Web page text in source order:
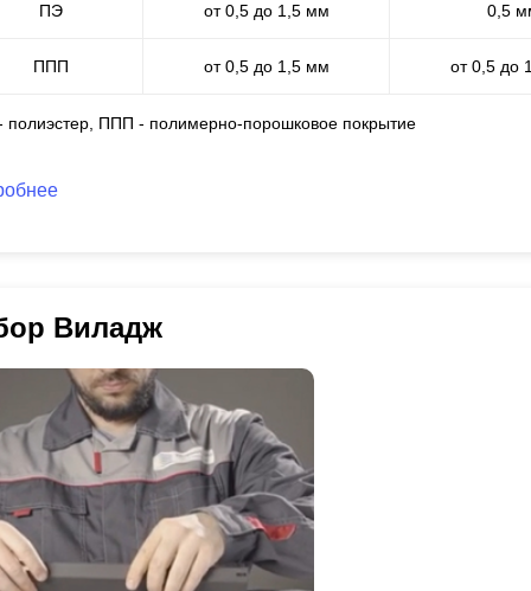
ПЭ от 0,5 до 1,5 мм 0,5
ППП от 0,5 до 1,5 мм от 0,5 до
полиэстер, ППП - полимерно-порошковое покрытие
Виладж